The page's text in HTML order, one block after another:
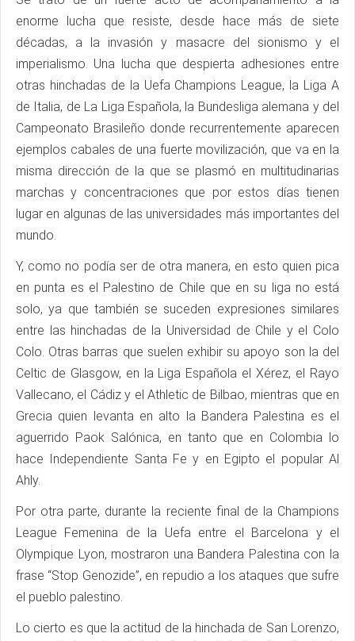
enorme lucha que resiste, desde hace más de siete
décadas, a la invasión y masacre del sionismo y el
imperialismo. Una lucha que despierta adhesiones entre
otras hinchadas de la Uefa Champions League, la Liga A
de Italia, de La Liga Española, la Bundesliga alemana y del
Campeonato Brasileño donde recurrentemente aparecen
ejemplos cabales de una fuerte movilización, que va en la
misma dirección de la que se plasmó en multitudinarias
marchas y concentraciones que por estos días tienen
lugar en algunas de las universidades más importantes del
mundo.
Y, como no podía ser de otra manera, en esto quien pica
en punta es el Palestino de Chile que en su liga no está
solo, ya que también se suceden expresiones similares
entre las hinchadas de la Universidad de Chile y el Colo
Colo. Otras barras que suelen exhibir su apoyo son la del
Celtic de Glasgow, en la Liga Española el Xérez, el Rayo
Vallecano, el Cádiz y el Athletic de Bilbao, mientras que en
Grecia quien levanta en alto la Bandera Palestina es el
aguerrido Paok Salónica, en tanto que en Colombia lo
hace Independiente Santa Fe y en Egipto el popular Al
Ahly.
Por otra parte, durante la reciente final de la Champions
League Femenina de la Uefa entre el Barcelona y el
Olympique Lyon, mostraron una Bandera Palestina con la
frase “Stop Genozide”, en repudio a los ataques que sufre
el pueblo palestino.
Lo cierto es que la actitud de la hinchada de San Lorenzo,